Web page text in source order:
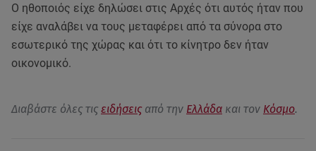
Ο ηθοποιός είχε δηλώσει στις Αρχές ότι αυτός ήταν που
είχε αναλάβει να τους μεταφέρει από τα σύνορα στο
εσωτερικό της χώρας και ότι το κίνητρο δεν ήταν
οικονομικό.
Διαβάστε όλες τις ειδήσεις από την Ελλάδα και τον Κόσμο.